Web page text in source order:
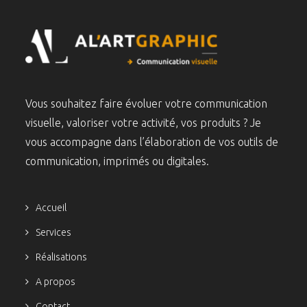
Vous souhaitez faire évoluer votre communication
visuelle, valoriser votre activité, vos produits ? Je
vous accompagne dans l’élaboration de vos outils de
communication, imprimés ou digitales.
Accueil
Services
Réalisations
A propos